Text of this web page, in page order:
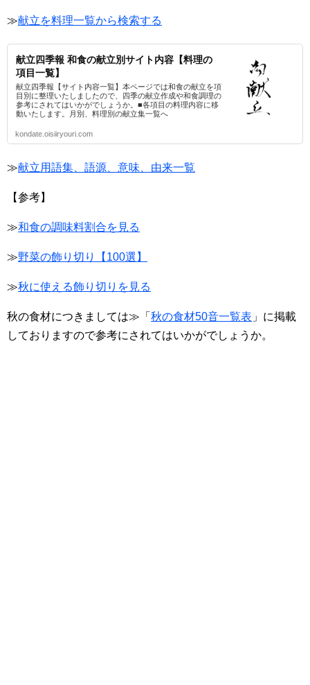
≫献立を料理一覧から検索する
献立四季報 和食の献立別サイト内容【料理の
項目一覧】
献立四季報【サイト内容一覧】本ページでは和食の献立を項
目別に整理いたしましたので、四季の献立作成や和食調理の
参考にされてはいかがでしょうか。■各項目の料理内容に移
動いたします。月別、料理別の献立集一覧へ
kondate.oisiiryouri.com
≫献立用語集、語源、意味、由来一覧
【参考】
≫和食の調味料割合を見る
≫野菜の飾り切り【100選】
≫秋に使える飾り切りを見る
秋の食材につきましては≫「 秋の食材50音一覧表 」に掲載
しておりますので参考にされてはいかがでしょうか。